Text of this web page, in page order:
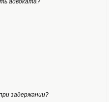
задержании?